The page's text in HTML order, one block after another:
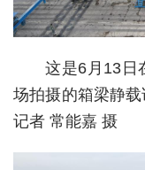
健康
悠游
相亲
汽车
这是6月13日
场拍摄的箱梁静
记者 常能嘉 摄